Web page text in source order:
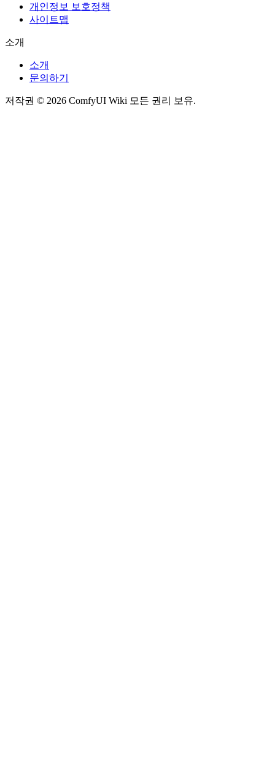
개인정보 보호정책
사이트맵
소개
소개
문의하기
저작권 © 2026 ComfyUI Wiki 모든 권리 보유.